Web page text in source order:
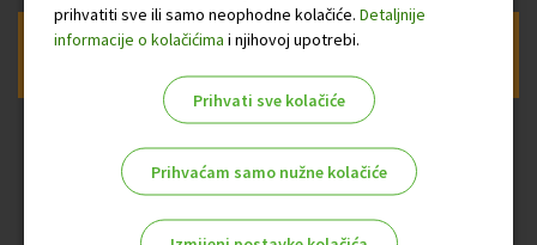
Prijava na newsletter OTP banke
prihvatiti sve ili samo neophodne kolačiće. Detaljnije
informacije o kolačićima i njihovoj upotrebi.
Prihvati sve kolačiće
Prihvaćam samo nužne kolačiće